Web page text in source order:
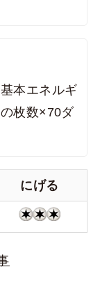
本エネルギ
枚数×70ダ
にげる